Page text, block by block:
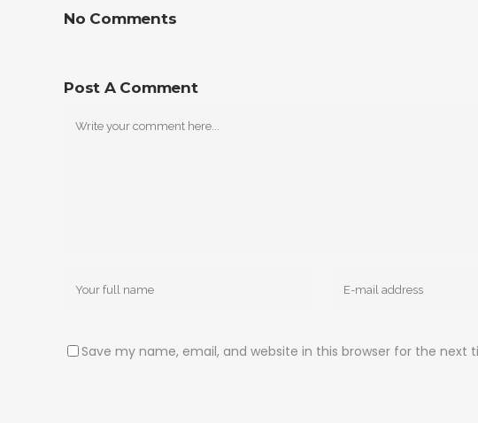
No Comments
Post A Comment
Save my name, email, and website in this browser for the next